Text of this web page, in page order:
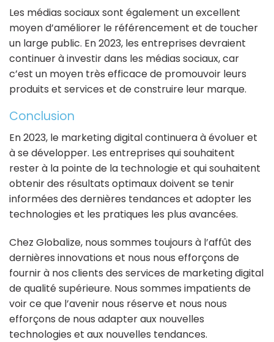
Les médias sociaux sont également un excellent
moyen d’améliorer le référencement et de toucher
un large public. En 2023, les entreprises devraient
continuer à investir dans les médias sociaux, car
c’est un moyen très efficace de promouvoir leurs
produits et services et de construire leur marque.
Conclusion
En 2023, le marketing digital continuera à évoluer et
à se développer. Les entreprises qui souhaitent
rester à la pointe de la technologie et qui souhaitent
obtenir des résultats optimaux doivent se tenir
informées des dernières tendances et adopter les
technologies et les pratiques les plus avancées.
Chez Globalize, nous sommes toujours à l’affût des
dernières innovations et nous nous efforçons de
fournir à nos clients des services de marketing digital
de qualité supérieure. Nous sommes impatients de
voir ce que l’avenir nous réserve et nous nous
efforçons de nous adapter aux nouvelles
technologies et aux nouvelles tendances.